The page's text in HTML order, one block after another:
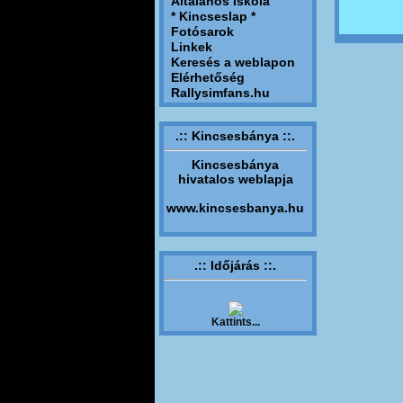
* Kincseslap *
Fotósarok
Linkek
Keresés a weblapon
Elérhetőség
Rallysimfans.hu
.:: Kincsesbánya ::.
Kincsesbánya
hivatalos weblapja
www.kincsesbanya.hu
.:: Időjárás ::.
Kattints...